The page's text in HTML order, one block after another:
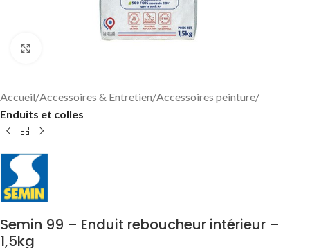
Accueil Accessoires & Entretien Accessoires peinture
Enduits et colles
Semin 99 – Enduit reboucheur intérieur –
1,5kg